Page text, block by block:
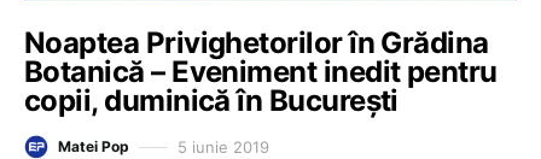
Noaptea Privighetorilor în Grădina
Botanică – Eveniment inedit pentru
copii, duminică în București
Matei Pop 5 iunie 2019